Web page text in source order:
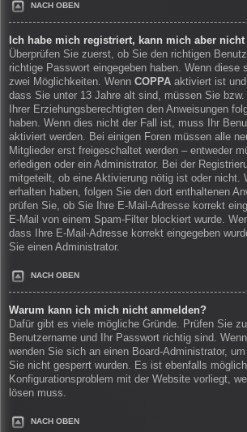
NACH OBEN
Ich habe mich registriert, kann mich aber nicht
Überprüfen Sie zuerst, ob Sie den richtigen
richtige Passwort eingegeben haben. Wenn diese
zwei Möglichkeiten. Wenn COPPA aktiviert ist und
dass Sie unter 13 Jahre alt sind, müssen Sie
Ihrer Erziehungsberechtigten den Anweisungen
haben. Wenn dies nicht der Fall ist, muss Ihr
aktiviert werden. Bei einigen Foren müssen alle
Mitglieder erst freigeschaltet werden – entweder
erledigen oder ein Administrator. Bei der
mitgeteilt, ob eine Aktivierung nötig ist oder nicht.
erhalten haben, folgen Sie den dort enthaltenen
prüfen Sie, ob Sie Ihre E-Mail-Adresse korrekt
E-Mail von einem Spam-Filter blockiert wurde.
dass Ihre E-Mail-Adresse korrekt eingegeben
Sie einen Administrator.
NACH OBEN
Warum kann ich mich nicht anmelden?
Dafür gibt es viele mögliche Gründe. Prüfen Sie
Benutzername und Ihr Passwort richtig sind.
wenden Sie sich an einen Board-Administrator,
Sie nicht gesperrt wurden. Es ist ebenfalls
Konfigurationsproblem mit der Website vorliegt,
lösen muss.
NACH OBEN